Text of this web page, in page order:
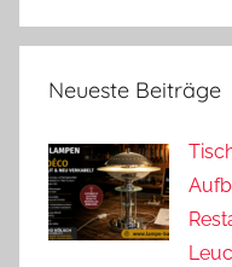
Neueste Beiträge